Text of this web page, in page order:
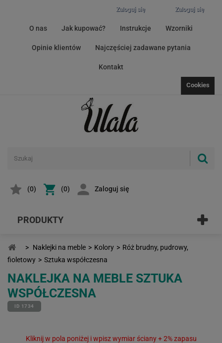
Zaloguj się
Zaloguj się
O nas Jak kupować? Instrukcje Wzorniki
Opinie klientów Najczęściej zadawane pytania
Kontakt
Cookies
(0) (0) Zaloguj się
PRODUKTY
> Naklejki na meble > Kolory > Róż brudny, pudrowy,
fioletowy > Sztuka współczesna
NAKLEJKA NA MEBLE SZTUKA
WSPÓŁCZESNA
ID 1734
Kliknij w pola poniżej i wpisz wymiar ściany + 2% zapasu